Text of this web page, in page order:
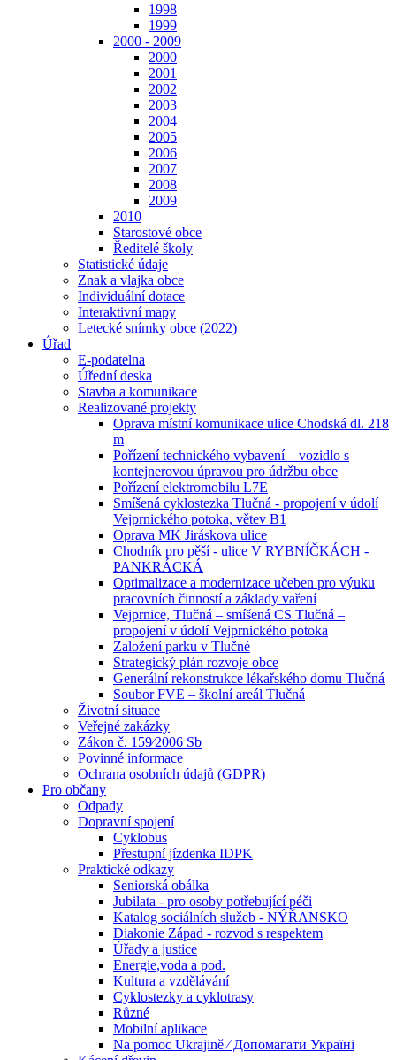
1998
1999
2000 - 2009
2000
2001
2002
2003
2004
2005
2006
2007
2008
2009
2010
Starostové obce
Ředitelé školy
Statistické údaje
Znak a vlajka obce
Individuální dotace
Interaktivní mapy
Letecké snímky obce (2022)
Úřad
E-podatelna
Úřední deska
Stavba a komunikace
Realizované projekty
Oprava místní komunikace ulice Chodská dl. 218
m
Pořízení technického vybavení – vozidlo s
kontejnerovou úpravou pro údržbu obce
Pořízení elektromobilu L7E
Smíšená cyklostezka Tlučná - propojení v údolí
Vejprnického potoka, větev B1
Oprava MK Jiráskova ulice
Chodník pro pěší - ulice V RYBNÍČKÁCH -
PANKRÁCKÁ
Optimalizace a modernizace učeben pro výuku
pracovních činností a základy vaření
Vejprnice, Tlučná – smíšená CS Tlučná –
propojení v údolí Vejprnického potoka
Založení parku v Tlučné
Strategický plán rozvoje obce
Generální rekonstrukce lékařského domu Tlučná
Soubor FVE – školní areál Tlučná
Životní situace
Veřejné zakázky
Zákon č. 159⁄2006 Sb
Povinné informace
Ochrana osobních údajů (GDPR)
Pro občany
Odpady
Dopravní spojení
Cyklobus
Přestupní jízdenka IDPK
Praktické odkazy
Seniorská obálka
Jubilata - pro osoby potřebující péči
Katalog sociálních služeb - NÝŘANSKO
Diakonie Západ - rozvod s respektem
Úřady a justice
Energie,voda a pod.
Kultura a vzdělávání
Cyklostezky a cyklotrasy
Různé
Mobilní aplikace
Na pomoc Ukrajině ⁄ Допомагати Україні